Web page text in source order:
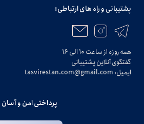
پشتیبانی و راه های ارتباطی:
همه روزه از ساعت ۱۰ الی ۱۶
گفتگوی آنلاین پشتیبانی
ایمیل: tasvirestan.com@gmail.com
پرداختی امن و آسان